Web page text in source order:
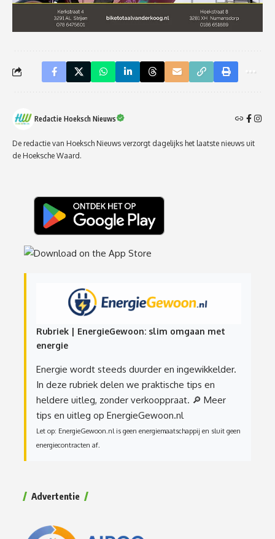
Redactie Hoeksch Nieuws
De redactie van Hoeksch Nieuws verzorgt dagelijks het laatste nieuws uit
de Hoeksche Waard.
Rubriek | EnergieGewoon: slim omgaan met
energie
Energie wordt steeds duurder en ingewikkelder.
In deze rubriek delen we praktische tips en
heldere uitleg, zonder verkooppraat. 🔎 Meer
tips en uitleg op EnergieGewoon.nl
Let op: EnergieGewoon.nl is geen energiemaatschappij en sluit geen
energiecontracten af.
Advertentie